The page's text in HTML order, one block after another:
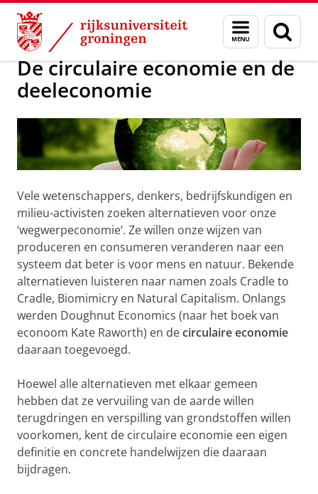
Skip
Content
Skip
Navigation
Menu
en
zoeken
Prosumeter: consument of
De circulaire economie en de
deeleconomie
Vele wetenschappers, denkers, bedrijfskundigen en
milieu-activisten zoeken alternatieven voor onze
‘wegwerpeconomie’. Ze willen onze wijzen van
produceren en consumeren veranderen naar een
systeem dat beter is voor mens en natuur. Bekende
alternatieven luisteren naar namen zoals Cradle to
Cradle, Biomimicry en Natural Capitalism. Onlangs
werden Doughnut Economics (naar het boek van
econoom Kate Raworth) en decirculaire economie
daaraan toegevoegd.
Hoewel alle alternatieven met elkaar gemeen
hebben dat ze vervuiling van de aarde willen
terugdringen en verspilling van grondstoffen willen
voorkomen, kent de circulaire economie een eigen
definitie en concrete handelwijzen die daaraan
bijdragen.